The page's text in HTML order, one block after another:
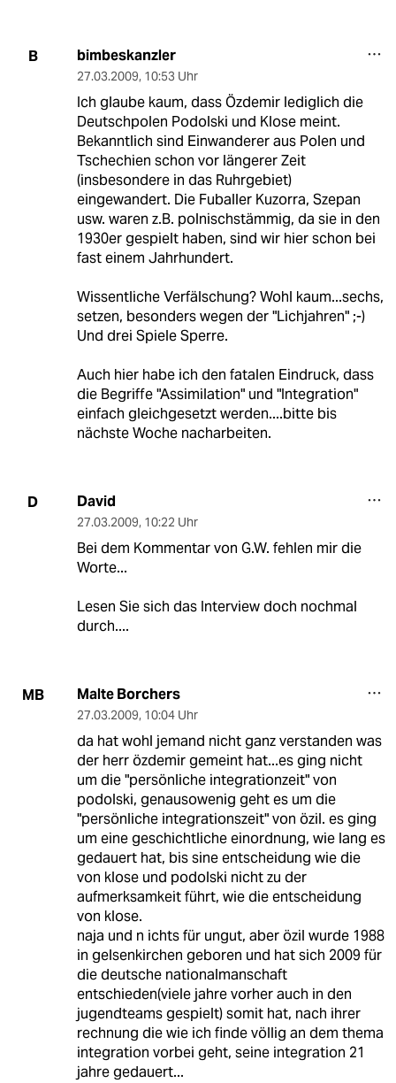
B bimbeskanzler
27.03.2009, 10:53 Uhr
Ich glaube kaum, dass Özdemir lediglich die
Deutschpolen Podolski und Klose meint.
Bekanntlich sind Einwanderer aus Polen und
Tschechien schon vor längerer Zeit
(insbesondere in das Ruhrgebiet)
eingewandert. Die Fuballer Kuzorra, Szepan
usw. waren z.B. polnischstämmig, da sie in den
1930er gespielt haben, sind wir hier schon bei
fast einem Jahrhundert.
Wissentliche Verfälschung? Wohl kaum...sechs,
setzen, besonders wegen der "Lichjahren" ;-)
Und drei Spiele Sperre.
Auch hier habe ich den fatalen Eindruck, dass
die Begriffe "Assimilation" und "Integration"
einfach gleichgesetzt werden....bitte bis
nächste Woche nacharbeiten.
D David
27.03.2009, 10:22 Uhr
Bei dem Kommentar von G.W. fehlen mir die
Worte...
Lesen Sie sich das Interview doch nochmal
durch....
MB Malte Borchers
27.03.2009, 10:04 Uhr
da hat wohl jemand nicht ganz verstanden was
der herr özdemir gemeint hat...es ging nicht
um die "persönliche integrationzeit" von
podolski, genausowenig geht es um die
"persönliche integrationszeit" von özil. es ging
um eine geschichtliche einordnung, wie lang es
gedauert hat, bis sine entscheidung wie die
von klose und podolski nicht zu der
aufmerksamkeit führt, wie die entscheidung
von klose.
naja und n ichts für ungut, aber özil wurde 1988
in gelsenkirchen geboren und hat sich 2009 für
die deutsche nationalmanschaft
entschieden(viele jahre vorher auch in den
jugendteams gespielt) somit hat, nach ihrer
rechnung die wie ich finde völlig an dem thema
integration vorbei geht, seine integration 21
jahre gedauert...